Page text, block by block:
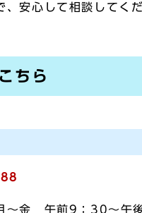
安心して相談してく
ちら
～金 午前9：30～午